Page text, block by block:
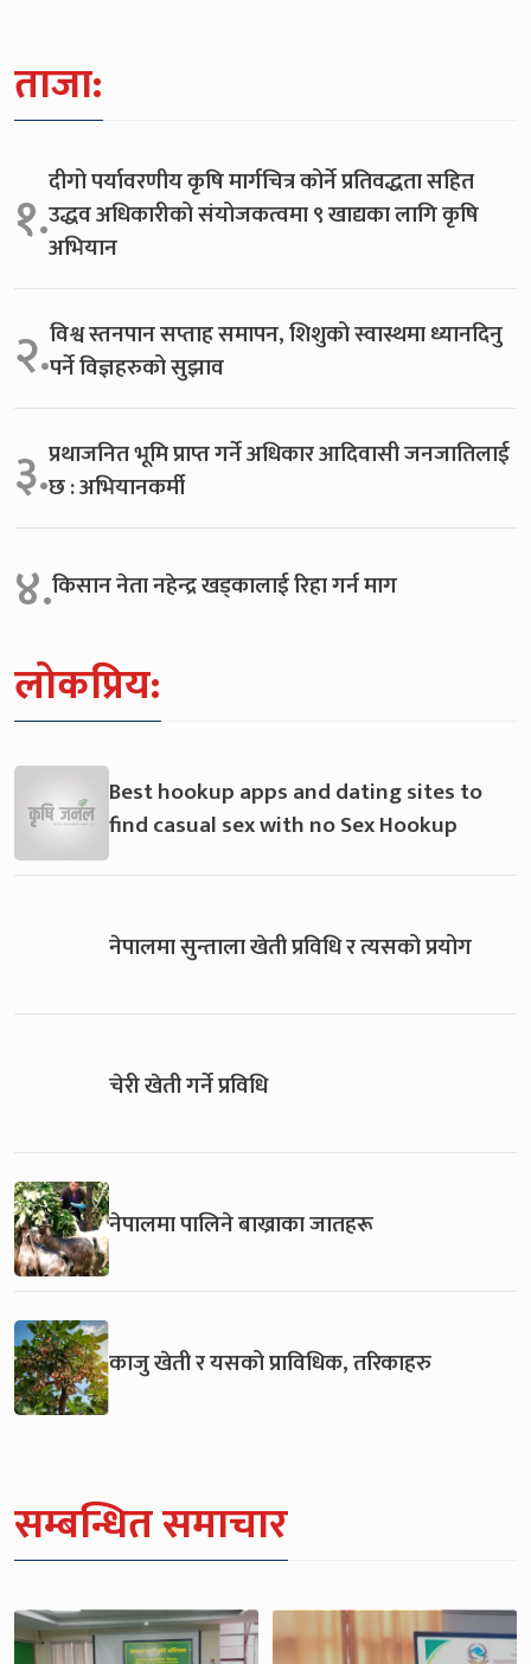
ताजा:
१.दीगो पर्यावरणीय कृषि मार्गचित्र कोर्ने प्रतिवद्धता सहित
उद्धव अधिकारीको संयोजकत्वमा ९ खाद्यका लागि कृषि
अभियान
२.विश्व स्तनपान सप्ताह समापन, शिशुको स्वास्थमा ध्यानदिनु
पर्ने विज्ञहरुको सुझाव
३.प्रथाजनित भूमि प्राप्त गर्ने अधिकार आदिवासी जनजातिलाई
छ : अभियानकर्मी
४.किसान नेता नहेन्द्र खड्कालाई रिहा गर्न माग
लोकप्रिय:
Best hookup apps and dating sites to
find casual sex with no Sex Hookup
नेपालमा सुन्ताला खेती प्रविधि र त्यसको प्रयोग
चेरी खेती गर्ने प्रविधि
नेपालमा पालिने बाख्राका जातहरू
काजु खेती र यसको प्राविधिक, तरिकाहरु
सम्बन्धित समाचार